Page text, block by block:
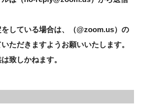
している場合は、（@zoom.us）の
ただきますようお願いいたします。
致しかねます。